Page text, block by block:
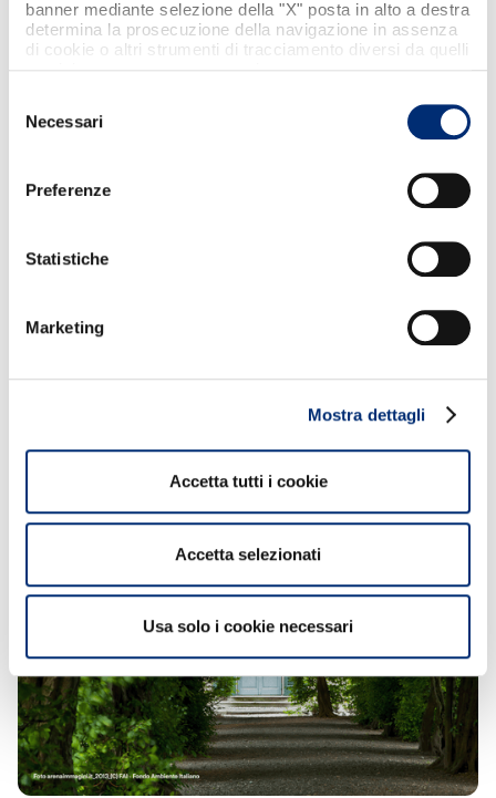
banner mediante selezione della "X" posta in alto a destra
determina la prosecuzione della navigazione in assenza
di cookie o altri strumenti di tracciamento diversi da quelli
delNecessari
Preferenze
Statistiche
Marketing
Mostra dettagli
Accetta tutti i cookie
Accetta selezionati
Usa solo i cookie necessari